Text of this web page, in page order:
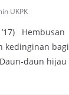
UKPK
’17) Hembusan
kedinginan bagi
daun hijau